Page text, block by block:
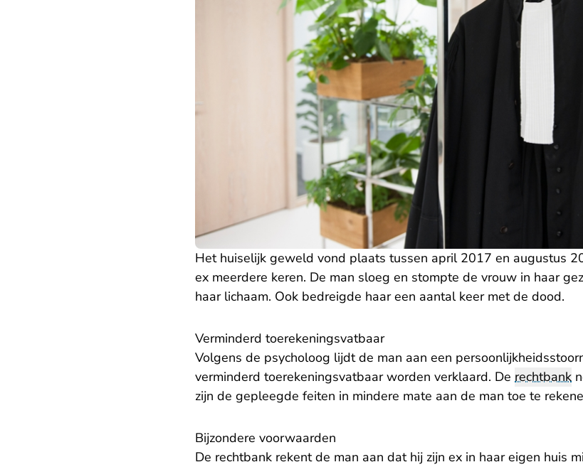
Het huiselijk geweld vond plaats tussen april 2017 en augustus
ex meerdere keren. De man sloeg en stompte de vrouw in haar
haar lichaam. Ook bedreigde haar een aantal keer met de dood.
Verminderd toerekeningsvatbaar
Volgens de psycholoog lijdt de man aan een
verminderd toerekeningsvatbaar worden verklaard. De rechtbank
zijn de gepleegde feiten in mindere mate aan de man toe te
Bijzondere voorwaarden
De rechtbank rekent de man aan dat hij zijn ex in haar eigen huis